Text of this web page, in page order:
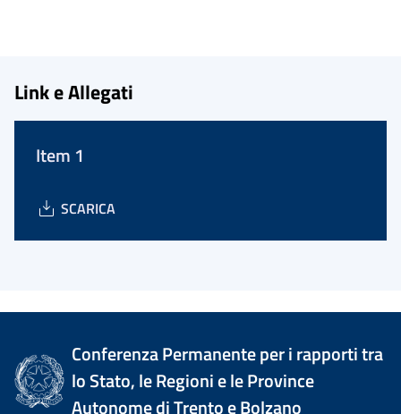
Link e Allegati
Item 1
SCARICA
Conferenza Permanente per i rapporti tra
lo Stato, le Regioni e le Province
Autonome di Trento e Bolzano